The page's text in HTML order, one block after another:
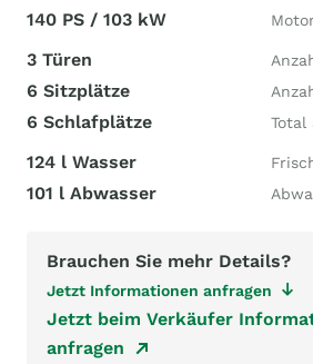
140 PS / 103 kW
3 Türen
6 Sitzplätze
6 Schlafplätze Total
124 l Wasser
101 l Abwasser
Brauchen Sie mehr Details?
Jetzt Informationen anfragen
Jetzt beim Verkäufer
anfragen